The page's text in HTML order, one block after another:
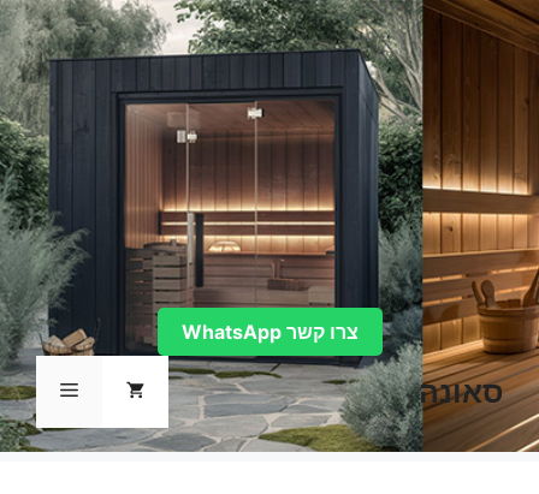
לדלג
לתוכן
סאונה תפריט
צרו קשר WhatsApp